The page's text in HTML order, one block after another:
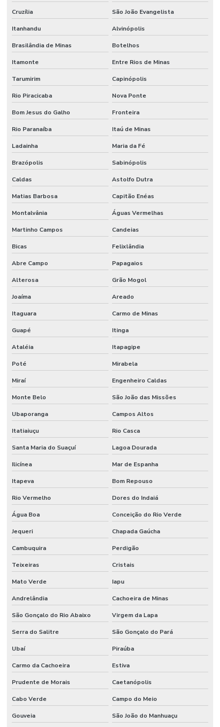
Cruzília São João Evangelista
Itanhandu Alvinópolis
Brasilândia de Minas Botelhos
Itamonte Entre Rios de Minas
Tarumirim Capinópolis
Rio Piracicaba Nova Ponte
Bom Jesus do Galho Fronteira
Rio Paranaíba Itaú de Minas
Ladainha Maria da Fé
Brazópolis Sabinópolis
Caldas Astolfo Dutra
Matias Barbosa Capitão Enéas
Montalvânia Águas Vermelhas
Martinho Campos Candeias
Bicas Felixlândia
Abre Campo Papagaios
Alterosa Grão Mogol
Joaíma Areado
Itaguara Carmo de Minas
Guapé Itinga
Ataléia Itapagipe
Poté Mirabela
Miraí Engenheiro Caldas
Monte Belo São João das Missões
Ubaporanga Campos Altos
Itatiaiuçu Rio Casca
Santa Maria do Suaçuí Lagoa Dourada
Ilicínea Mar de Espanha
Itapeva Bom Repouso
Rio Vermelho Dores do Indaiá
Água Boa Conceição do Rio Verde
Jequeri Chapada Gaúcha
Cambuquira Perdigão
Teixeiras Cristais
Mato Verde Iapu
Andrelândia Cachoeira de Minas
São Gonçalo do Rio Abaixo Virgem da Lapa
Serra do Salitre São Gonçalo do Pará
Ubaí Piraúba
Carmo da Cachoeira Estiva
Prudente de Morais Caetanópolis
Cabo Verde Campo do Meio
Gouveia São João do Manhuaçu